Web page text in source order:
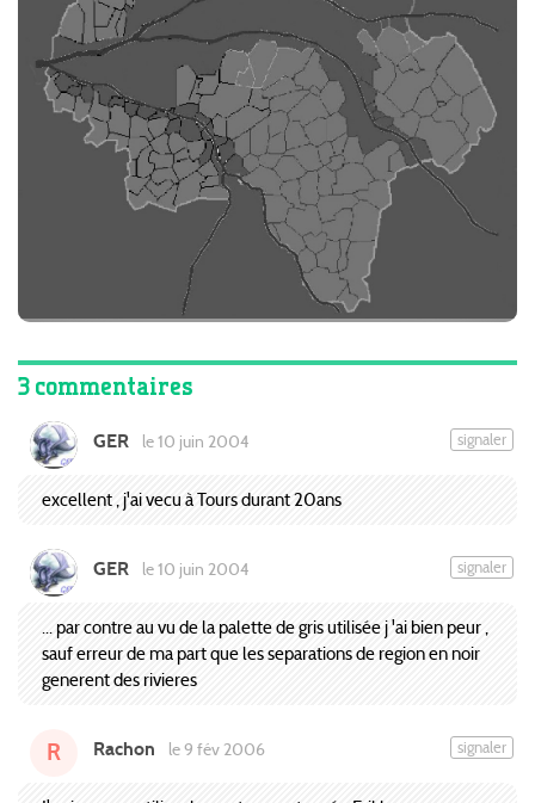
3 commentaires
GER le 10 juin 2004 signaler
excellent , j'ai vecu à Tours durant 20ans
GER le 10 juin 2004 signaler
... par contre au vu de la palette de gris utilisée j 'ai bien peur ,
sauf erreur de ma part que les separations de region en noir
generent des rivieres
R Rachon le 9 fév 2006 signaler